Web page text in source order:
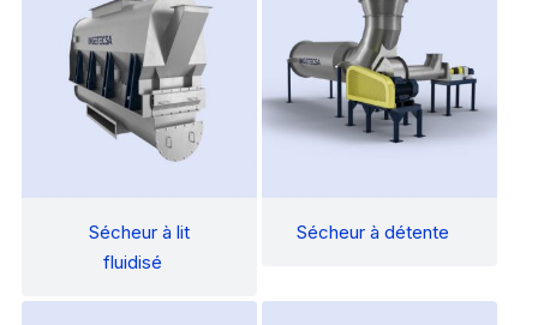
Sécheur à lit
fluidisé
Sécheur à détente